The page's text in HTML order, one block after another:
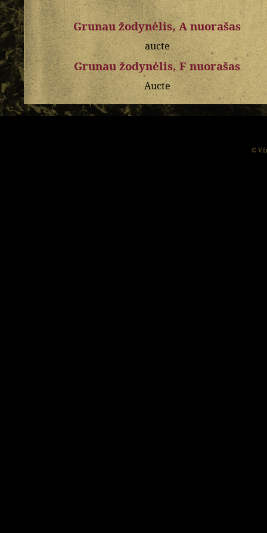
Grunau žodynėlis, A nuorašas
aucte
Grunau žodynėlis, F nuorašas
Aucte
©